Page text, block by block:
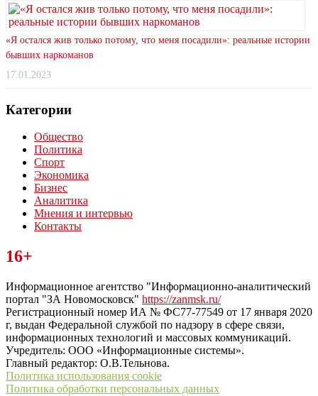
«Я остался жив только потому, что меня посадили»: реальные истории
бывших наркоманов
17.01.2023
Категории
Общество
Политика
Спорт
Экономика
Бизнес
Аналитика
Мнения и интервью
Контакты
Читайте последние новости дня в Тульской области на сайте
“ЗаНовомосковск”
16+
Информационное агентство "Информационно-аналитический
портал "ЗА Новомосковск" https://zanmsk.ru/
Регистрационный номер ИА № ФС77-77549 от 17 января 2020
г, выдан Федеральной службой по надзору в сфере связи,
информационных технологий и массовых коммуникаций.
Учредитель: ООО «Информационные системы».
Главный редактор: О.В.Тельнова.
Политика использования cookie
Политика обработки персональных данных